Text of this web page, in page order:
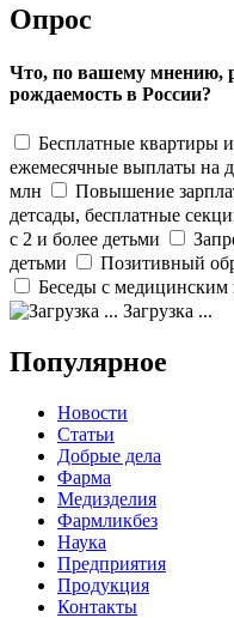
Опрос
Что, по вашему мнению,
рождаемость в России?
Бесплатные квартиры
ежемесячные выплаты на
млн
Повышение
детсады, бесплатные
с 2 и более детьми
детьми
Позитивный
Беседы с медицинским
Загрузка ...
Популярное
Новости
Статьи
Добрые дела
Фарма
Медизделия
Фармликбез
Наука
Предприятия
Продукция
Контакты